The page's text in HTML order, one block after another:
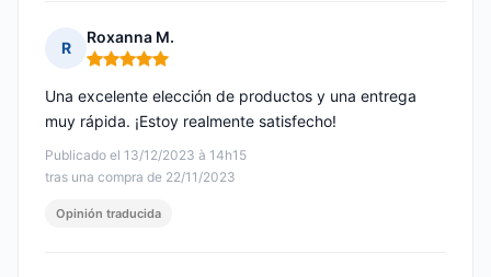
R
Roxanna M.
Nota: 5 de 5
Publicado el 13/12/2023 à 14h15
tras una compra de 22/11/2023
Una excelente elección de productos y una entrega
muy rápida. ¡Estoy realmente satisfecho!
Opinión traducida